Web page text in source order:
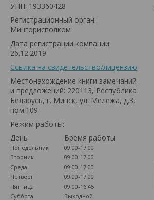
УНП: 193360428
Регистрационный орган:
Мингорисполком
Дата регистрации компании:
26.12.2019
Ссылка на свидетельство/лицензию
Местонахождение книги замечаний
и предложений: 220113, Республика
Беларусь, г. Минск, ул. Мележа, д.3,
пом.109
Режим работы:
День
Время работы
Понедельник
09:00-17:00
Вторник
09:00-17:00
Среда
09:00-17:00
Четверг
09:00-17:00
Пятница
09:00-16:45
Суббота
Выходной